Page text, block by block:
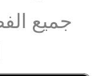
جميع